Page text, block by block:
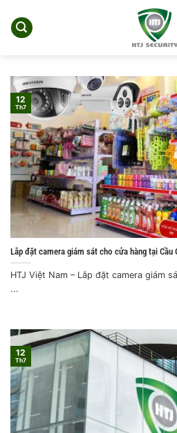
qua
Lắp đặt camera giám sát cho cửa hàng tại Cầu
HTJ Việt Nam – Lắp đặt camera giám
...
12
Th7
12
Th7